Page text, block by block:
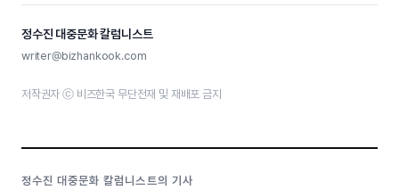
정수진 대중문화 칼럼니스트
writer@bizhankook.com
저작권자 ⓒ 비즈한국 무단전재 및 재배포 금지
정수진 대중문화 칼럼니스트의 기사